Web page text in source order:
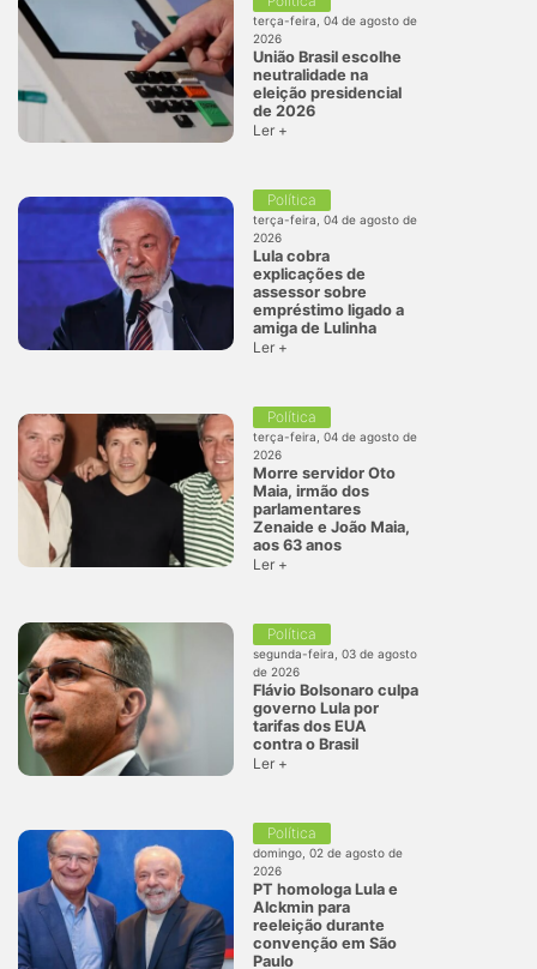
terça-feira, 04 de agosto de
2026
União Brasil escolhe
neutralidade na
eleição presidencial
de 2026
Ler +
Política
terça-feira, 04 de agosto de
2026
Lula cobra
explicações de
assessor sobre
empréstimo ligado a
amiga de Lulinha
Ler +
Política
terça-feira, 04 de agosto de
2026
Morre servidor Oto
Maia, irmão dos
parlamentares
Zenaide e João Maia,
aos 63 anos
Ler +
Política
segunda-feira, 03 de agosto
de 2026
Flávio Bolsonaro culpa
governo Lula por
tarifas dos EUA
contra o Brasil
Ler +
Política
domingo, 02 de agosto de
2026
PT homologa Lula e
Alckmin para
reeleição durante
convenção em São
Paulo